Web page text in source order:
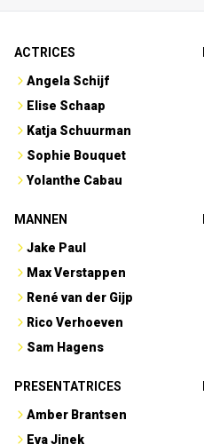
ACTRICES
Angela Schijf
Elise Schaap
Katja Schuurman
Sophie Bouquet
Yolanthe Cabau
MANNEN
Jake Paul
Max Verstappen
René van der Gijp
Rico Verhoeven
Sam Hagens
PRESENTATRICES
Amber Brantsen
Eva Jinek